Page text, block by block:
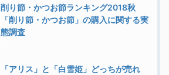
削り節・かつお節ランキング2018秋
「削り節・かつお節」の購入に関する実
態調査
「アリス」と「白雪姫」どっちが売れ